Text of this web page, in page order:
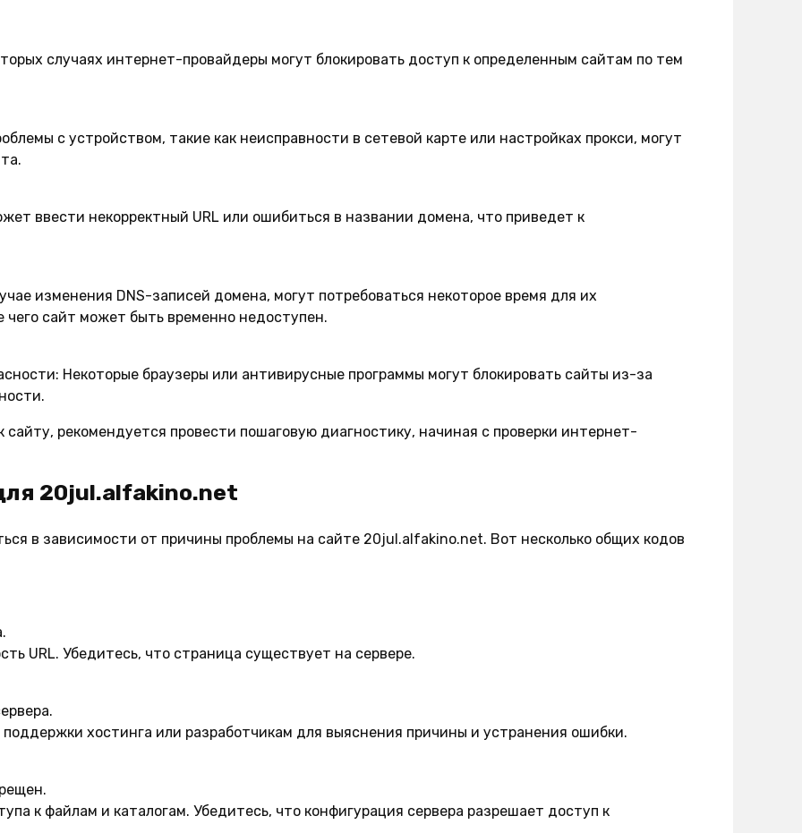
случаях интернет-провайдеры могут блокировать доступ к определенным сайтам по тем
с устройством, такие как неисправности в сетевой карте или настройках прокси, могут
ввести некорректный URL или ошибиться в названии домена, что приведет к
изменения DNS-записей домена, могут потребоваться некоторое время для их
чего сайт может быть временно недоступен.
Некоторые браузеры или антивирусные программы могут блокировать сайты из-за
рекомендуется провести пошаговую диагностику, начиная с проверки интернет-
20jul.alfakino.net
в зависимости от причины проблемы на сайте 20jul.alfakino.net. Вот несколько общих кодов
URL. Убедитесь, что страница существует на сервере.
хостинга или разработчикам для выяснения причины и устранения ошибки.
к файлам и каталогам. Убедитесь, что конфигурация сервера разрешает доступ к